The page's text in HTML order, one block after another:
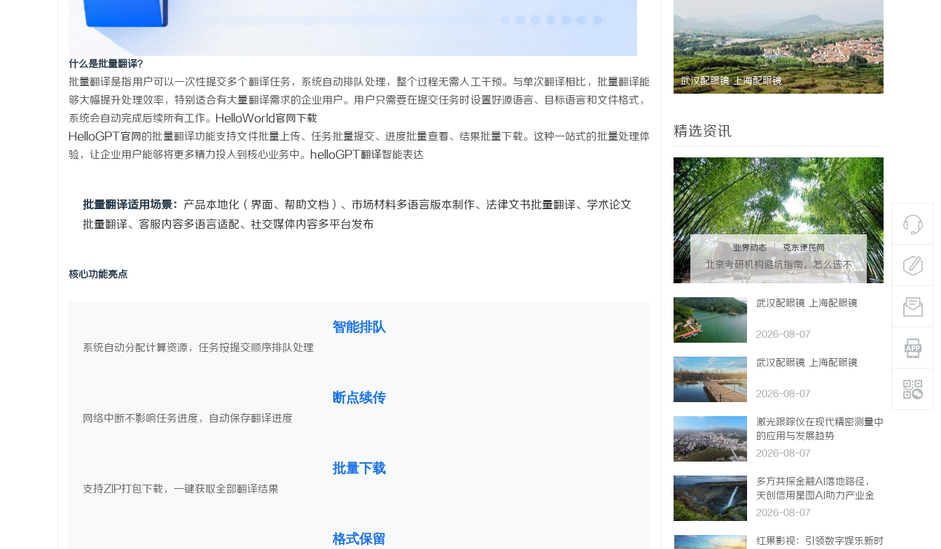
什么是批量翻译？
批量翻译是指用户可以一次性提交多个翻译任务，系统自动排队处理，整个过程无需人工干预。与单次翻译相比，批量翻译能
够大幅提升处理效率，特别适合有大量翻译需求的企业用户。用户只需要在提交任务时设置好源语言、目标语言和文件格式，
系统会自动完成后续所有工作。 HelloWorld官网下载
HelloGPT官网的批量翻译功能支持文件批量上传、任务批量提交、进度批量查看、结果批量下载。这种一站式的批量处理体
验，让企业用户能够将更多精力投入到核心业务中。 helloGPT翻译智能表达
批量翻译适用场景： 产品本地化（界面、帮助文档）、市场材料多语言版本制作、法律文书批量翻译、学术论文
批量翻译、客服内容多语言适配、社交媒体内容多平台发布
核心功能亮点
智能排队
系统自动分配计算资源，任务按提交顺序排队处理
断点续传
网络中断不影响任务进度，自动保存翻译进度
批量下载
支持ZIP打包下载，一键获取全部翻译结果
格式保留
武汉配眼镜 上海配眼镜 2026年新能源轻卡续航能力对比推荐：5大
主流平台三维解析
贝净 AC 国际医疗实验室，标准化研发体系
全解析
武汉配眼镜 上海配眼镜
精选资讯
业界动态 | 克东便民网
北京考研机构避坑指南，怎么选不
踩雷？
武汉配眼镜 上海配眼镜
2026-08-07
武汉配眼镜 上海配眼镜
2026-08-07
激光跟踪仪在现代精密测量中
的应用与发展趋势
2026-08-07
多方共探金融AI落地路径，
天创信用星图AI助力产业金
融智能升级
2026-08-07
红果影视：引领数字娱乐新时